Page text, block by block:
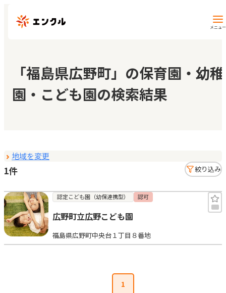
メニュー
保育園・幼稚園を探す
地図から探す
マイページ
お気に入り
見学日記
「福島県広野町」の保育園・幼稚
園・こども園の検索結果
地域を変更
1件 絞り込み
認定こども園（幼保連携型） 認可
広野町立広野こども園
福島県広野町中央台１丁目８番地
1